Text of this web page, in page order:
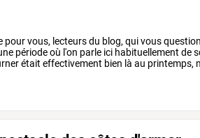
pourvous, lecteursdu blog, quivous
périodeoù l'on parle ici habituellement de
était effectivement bien là au printemps,